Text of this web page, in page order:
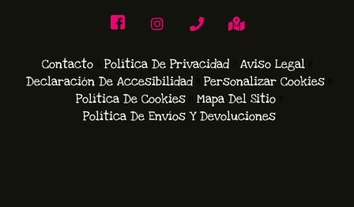
Contacto Política De Privacidad
Aviso Legal
Declaración De Accesibilidad
Personalizar Cookies
Política De Cookies
Mapa Del Sitio
Política De Envíos Y Devoluciones